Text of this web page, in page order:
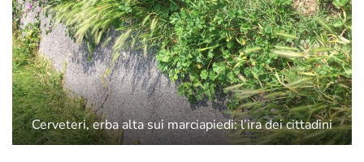
Cerveteri, erba alta sui marciapiedi: l’ira dei cittadini